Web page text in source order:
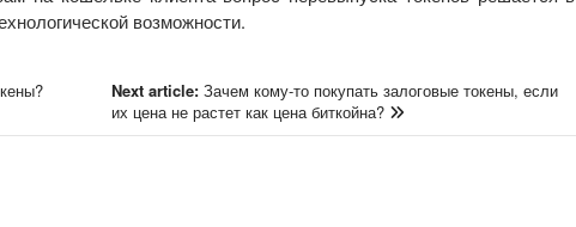
возможности.
Next article: Зачем кому-то покупать залоговые токены, если
их цена не растет как цена биткойна?